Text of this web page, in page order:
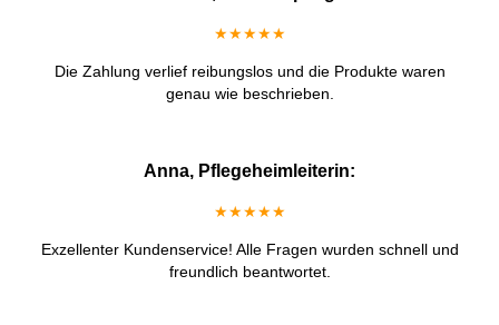
★★★★★
Die Zahlung verlief reibungslos und die Produkte waren
genau wie beschrieben.
Anna, Pflegeheimleiterin:
★★★★★
Exzellenter Kundenservice! Alle Fragen wurden schnell und
freundlich beantwortet.